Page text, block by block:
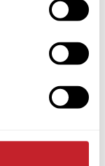
amb altres
del Circuit